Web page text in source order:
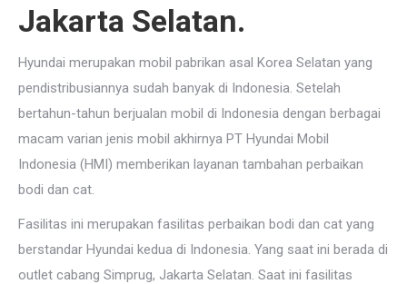
Jakarta Selatan.
Hyundai merupakan mobil pabrikan asal Korea Selatan yang
pendistribusiannya sudah banyak di Indonesia. Setelah
bertahun-tahun berjualan mobil di Indonesia dengan berbagai
macam varian jenis mobil akhirnya PT Hyundai Mobil
Indonesia (HMI) memberikan layanan tambahan perbaikan
bodi dan cat.
Fasilitas ini merupakan fasilitas perbaikan bodi dan cat yang
berstandar Hyundai kedua di Indonesia. Yang saat ini berada di
outlet cabang Simprug, Jakarta Selatan. Saat ini fasilitas